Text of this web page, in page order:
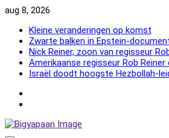
Skip
content
aug 8, 2026
Kleine veranderingen op komst
Zwarte balken in Epstein-
Nick Reiner, zoon van regisseur
Amerikaanse regisseur Rob
Israël doodt hoogste Hezbollah-